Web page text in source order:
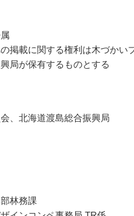
掲載に関する権利は木づかい
局が保有するものとする
、北海道渡島総合振興局
林務課